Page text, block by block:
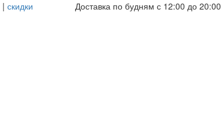
|скидки
Доставка по будням с 12:00 до 20:00